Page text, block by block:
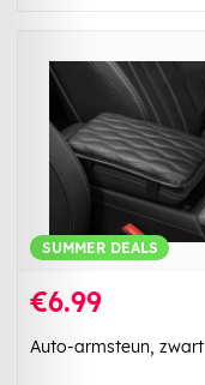
SUMMER DEALS
€6.99
Auto-armsteun, zwart